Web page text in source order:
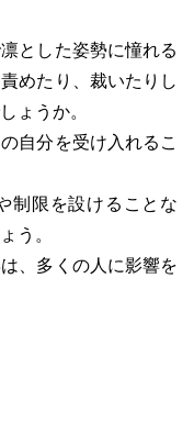
とした姿勢に憧れる
めたり、裁いたりし
ょうか。
自分を受け入れるこ
制限を設けることな
う。
、多くの人に影響を